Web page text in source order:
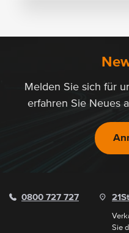
Melden Sie sich für
erfahren Sie Neues
0800 727 727 21
Sie